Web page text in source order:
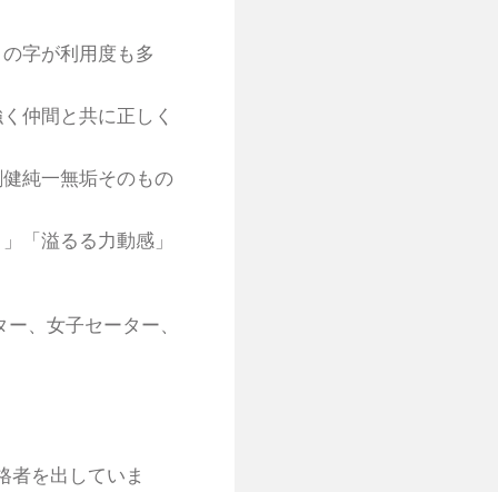
字が利用度も多
仲間と共に正しく
純一無垢そのもの
「溢るる力動感」
、女子セーター、
者を出していま